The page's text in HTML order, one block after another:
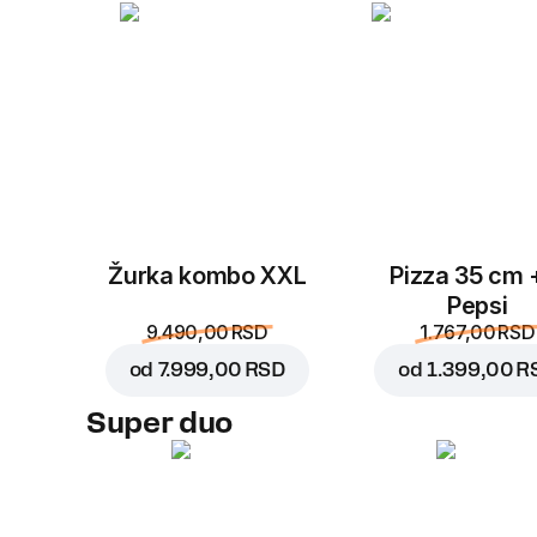
Žurka kombo XXL
9.490,00 RSD
od 7.999,00 RSD
Pizza 35 cm
Pepsi
1.767,00 RSD
od1.399,00
Super duo